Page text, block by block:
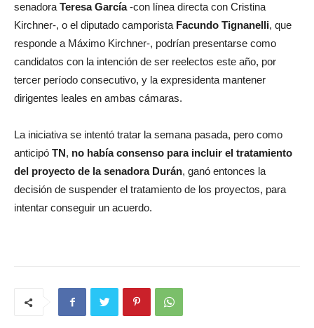
senadora Teresa García-con línea directa con Cristina
Kirchner-, o el diputado camporista Facundo Tignanelli, que
responde a Máximo Kirchner-, podrían presentarse como
candidatos con la intención de ser reelectos este año, por
tercer período consecutivo, y la expresidenta mantener
dirigentes leales en ambas cámaras.
La iniciativa se intentó tratar la semana pasada, pero como
anticipó TN, no había consenso para incluir el tratamiento
del proyecto de la senadora Durán, ganó entonces la
decisión de suspender el tratamiento de los proyectos, para
intentar conseguir un acuerdo.